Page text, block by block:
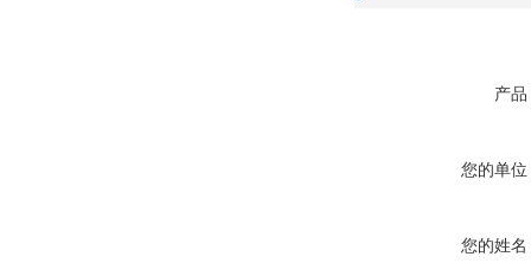
产品
您的单位
您的姓名